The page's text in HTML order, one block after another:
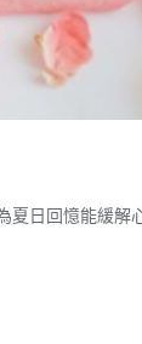
日回憶能緩解